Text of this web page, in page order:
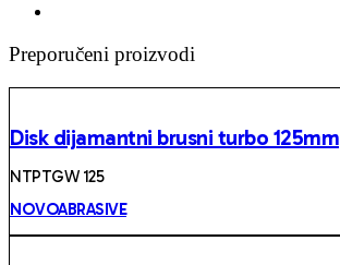
Preporučeni proizvodi
Disk dijamantni brusni turbo 125mm
NTPTGW 125
NOVOABRASIVE